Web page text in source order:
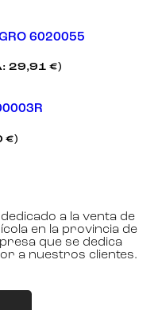
6020055
29,91 €)
€)
a la venta de
en la provincia de
que se dedica
a nuestros clientes.